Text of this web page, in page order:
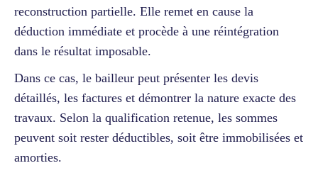
reconstruction partielle. Elle remet en cause la
déduction immédiate et procède à une réintégration
dans le résultat imposable.
Dans ce cas, le bailleur peut présenter les devis
détaillés, les factures et démontrer la nature exacte des
travaux. Selon la qualification retenue, les sommes
peuvent soit rester déductibles, soit être immobilisées et
amorties.